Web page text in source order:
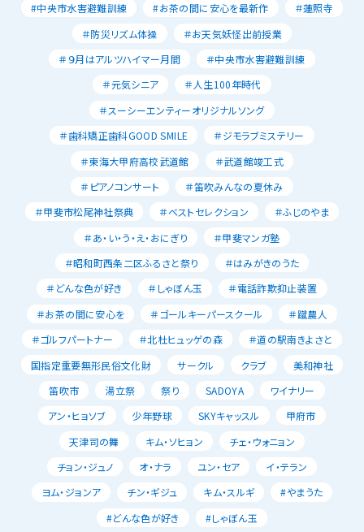
#中央市水害避難訓練
#お茶の間に安心を最新作
＃蓮照寺
＃防災リズム体操
＃お天気妖怪出前授業
＃９月はアルツハイマー月間
＃中央市水害避難訓練
＃元気シニア
＃人生100年時代
＃スーシーエンティーオリジナルソング
＃歯科矯正歯科GOOD SMILE
＃ジモラブミステリー
＃東海大甲府高校武道館
＃武道館竣工式
＃ピアノコンサート
＃笛吹みんなの夏休み
＃甲斐市松尾神社祭典
＃ベストセレクション
＃ふじのやま
＃あ・い・う・え・おにぎり
＃甲斐マンガ塾
＃昭和町西条二区ふるさと祭り
＃はみがきのうた
＃どんな色が好き
＃しゃぼん玉
＃電話詐欺抑止装置
＃お茶の間に安心を
＃ゴールキーパースクール
＃蹴農人
＃ゴルフパートナー
＃北杜ヒュッゲの森
＃道の駅南きよさと
国指定重要無形民俗文化財
サークル クラブ
美和神社
笛吹市
湯立祭 祭り SADOYA
ワイナリー
アン・ヒョソブ
少年野球 SKYキャッスル
甲府市
天津司の舞
キム・ソヒョン
チェ・ウォニョン
チョン・ジュノ
オ・ナラ ユン・セア
イ・テラン
ヨム・ジョンア
チン・ギジュ キム・スルギ
#やまうた
#どんな色が好き
#しゃぼん玉